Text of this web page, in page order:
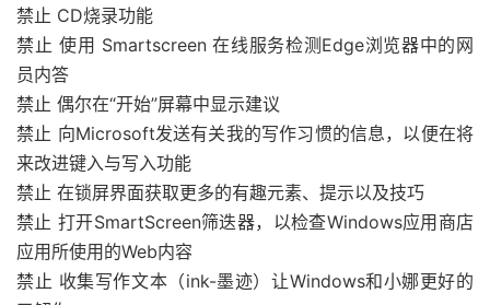
禁止 CD烧录功能
禁止 使用 Smartscreen 在线服务检测Edge浏览器中的网
员内答
禁止 偶尔在“开始”屏幕中显示建议
禁止 向Microsoft发送有关我的写作习惯的信息，以便在将
来改进键入与写入功能
禁止 在锁屏界面获取更多的有趣元素、提示以及技巧
禁止 打开SmartScreen筛迭器，以检查Windows应用商店
应用所使用的Web内容
禁止 收集写作文本（ink-墨迹）让Windows和小娜更好的